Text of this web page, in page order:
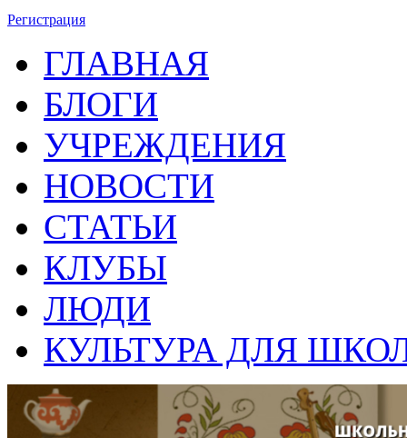
Регистрация
ГЛАВНАЯ
БЛОГИ
УЧРЕЖДЕНИЯ
НОВОСТИ
СТАТЬИ
КЛУБЫ
ЛЮДИ
КУЛЬТУРА ДЛЯ